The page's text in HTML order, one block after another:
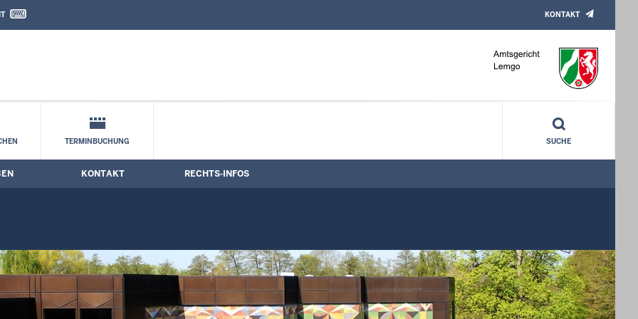
Kontaktformular
KONTAKT
TERMINBUCHUNG SUCHE
KONTAKT RECHTS-INFOS